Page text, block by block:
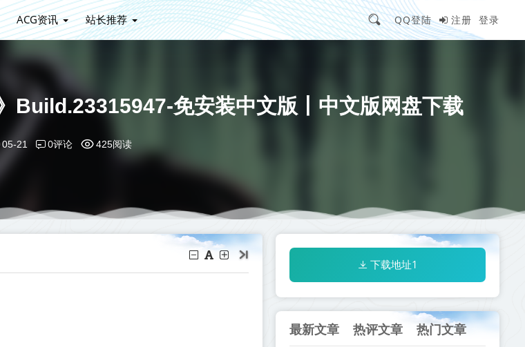
ACG资讯 站长推荐 QQ登陆 注册 登录
Build.23315947-免安装中文版丨中文版网盘下载
05-21 0评论 425阅读
下载地址1
最新文章 热评文章 热门文章